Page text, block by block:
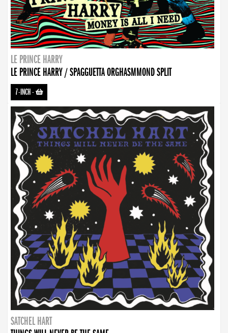
LE PRINCE HARRY
LE PRINCE HARRY / SPAGGUETTA ORGHASMMOND SPLIT
7-INCH-
SATCHEL HART